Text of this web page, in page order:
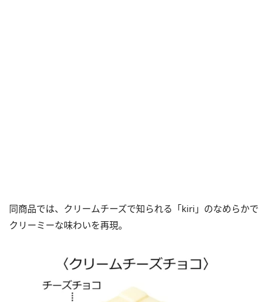
同商品では、クリームチーズで知られる「kiri」のなめらかで
クリーミーな味わいを再現。